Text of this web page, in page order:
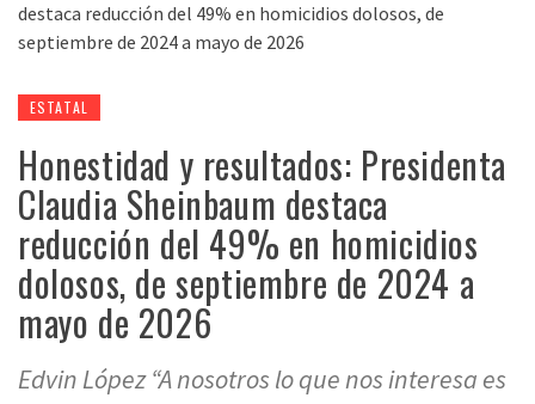
ESTATAL
Honestidad y resultados: Presidenta
Claudia Sheinbaum destaca
reducción del 49% en homicidios
dolosos, de septiembre de 2024 a
mayo de 2026
Edvin López “A nosotros lo que nos interesa es